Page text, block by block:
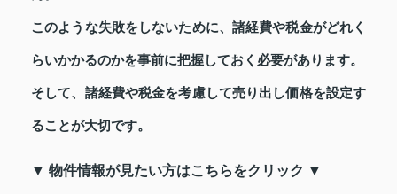
このような失敗をしないために、諸経費や税金がどれく
らいかかるのかを事前に把握しておく必要があります。
そして、諸経費や税金を考慮して売り出し価格を設定す
ることが大切です。
▼ 物件情報が見たい方はこちらをクリック ▼